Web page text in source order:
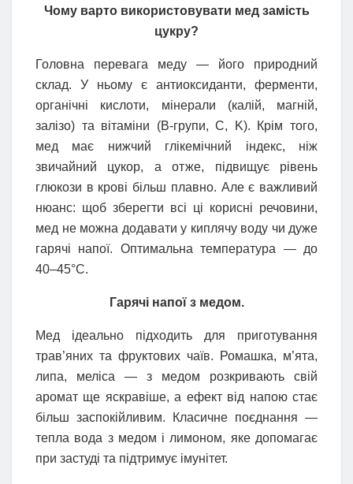
Чому варто використовувати мед замість
цукру?
Головна перевага меду — його природний
склад. У ньому є антиоксиданти, ферменти,
органічні кислоти, мінерали (калій, магній,
залізо) та вітаміни (B-групи, C, K). Крім того,
мед має нижчий глікемічний індекс, ніж
звичайний цукор, а отже, підвищує рівень
глюкози в крові більш плавно. Але є важливий
нюанс: щоб зберегти всі ці корисні речовини,
мед не можна додавати у киплячу воду чи дуже
гарячі напої. Оптимальна температура — до
40–45°C.
Гарячі напої з медом.
Мед ідеально підходить для приготування
трав’яних та фруктових чаїв. Ромашка, м’ята,
липа, меліса — з медом розкривають свій
аромат ще яскравіше, а ефект від напою стає
більш заспокійливим. Класичне поєднання —
тепла вода з медом і лимоном, яке допомагає
при застуді та підтримує імунітет.